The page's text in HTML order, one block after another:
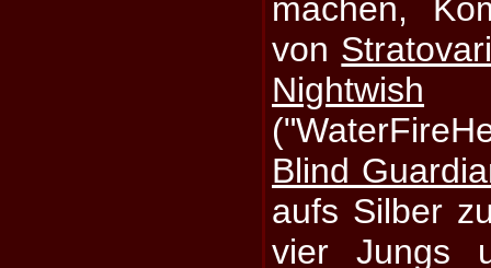
machen,
von
Nightwish
Blind
aufs Silber
vier Jungs